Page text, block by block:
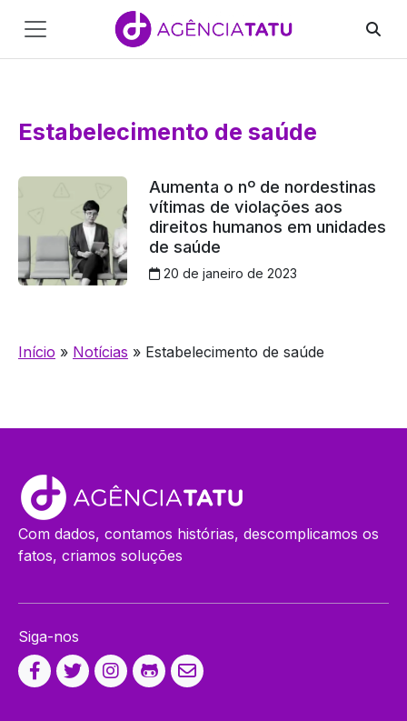
Main
Navigation
Estabelecimento de saúde
Aumenta o nº de nordestinas
vítimas de violações aos
direitos humanos em unidades
de saúde
20 de janeiro de 2023
Início » Notícias » Estabelecimento de saúde
Com dados, contamos histórias, descomplicamos os
fatos, criamos soluções
Siga-nos